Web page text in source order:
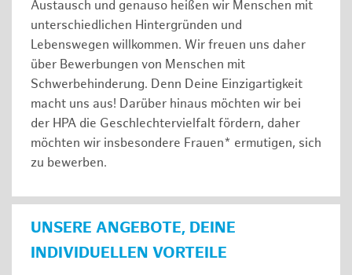
Austausch und genauso heißen wir Menschen mit
unterschiedlichen Hintergründen und
Lebenswegen willkommen. Wir freuen uns daher
über Bewerbungen von Menschen mit
Schwerbehinderung. Denn Deine Einzigartigkeit
macht uns aus! Darüber hinaus möchten wir bei
der HPA die Geschlechtervielfalt fördern, daher
möchten wir insbesondere Frauen* ermutigen, sich
zu bewerben.
UNSERE ANGEBOTE, DEINE
INDIVIDUELLEN VORTEILE